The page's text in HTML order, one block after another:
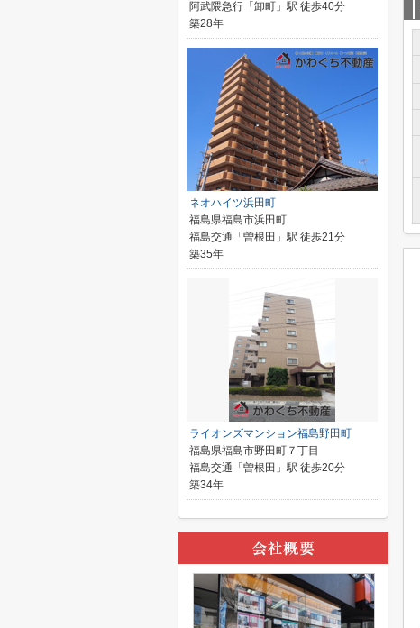
阿武隈急行「卸町」駅 徒歩40分
築28年
ネオハイツ浜田町
福島県福島市浜田町
福島交通「曽根田」駅 徒歩21分
築35年
ライオンズマンション福島野田町
福島県福島市野田町７丁目
福島交通「曽根田」駅 徒歩20分
築34年